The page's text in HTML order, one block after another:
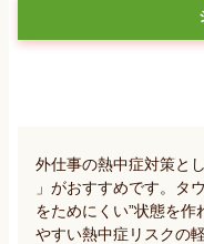
外仕事の熱中症対策と
」がおすすめです。タ
をためにくい”状態を
やすい熱中症リスクの